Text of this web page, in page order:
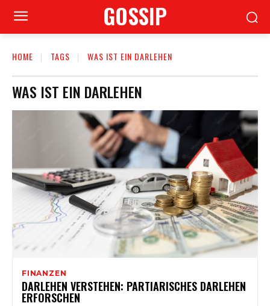
GOSSIP
HOME TAGS WAS IST EIN DARLEHEN
WAS IST EIN DARLEHEN
FINANZEN
DARLEHEN VERSTEHEN: PARTIARISCHES DARLEHEN
ERFORSCHEN